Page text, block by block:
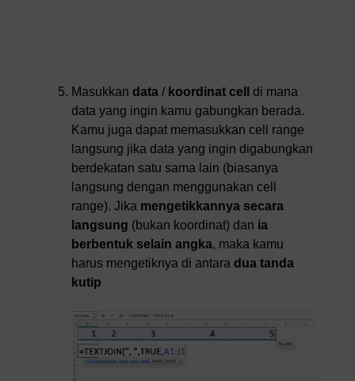
Masukkan data / koordinat cell
di mana
data yang ingin kamu gabungkan berada.
Kamu juga dapat memasukkan cell range
langsung jika data yang ingin digabungkan
berdekatan satu sama lain (biasanya
langsung dengan menggunakan cell
range). Jika mengetikkannya secara
langsung (bukan koordinat) dan ia
berbentuk selain angka, maka kamu
harus mengetiknya di antara dua tanda
kutip